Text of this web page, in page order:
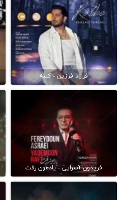
فرزاد فرزین - کلبه
فریدون آسرایی - یادمون رفت